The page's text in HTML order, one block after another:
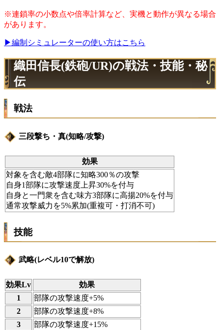
※連鎖率の小数点や倍率計算など、実機と動作が異なる場合
があります。
▶編制シミュレーターの使い方はこちら
織田信長(鉄砲/UR)の戦法・技能・秘
伝
戦法
三段撃ち・真(知略/攻撃)
効果
対象を含む敵4部隊に知略300％の攻撃
自身1部隊に攻撃速度上昇30%を付与
自身と一門衆を含む味方3部隊に高揚20%を付与
通常攻撃威力を5%累加(重複可・打消不可)
技能
武略(レベル10で解放)
効果Lv
効果
1
部隊の攻撃速度+5%
2
部隊の攻撃速度+8%
3
部隊の攻撃速度+15%